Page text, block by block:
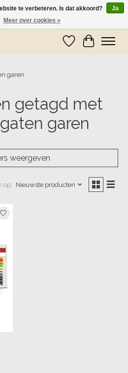
9 mei worden er weer pakketjes verzonden
Verlanglijst
garen
getagd met
garen
weergeven
op Nieuwste producten
te verbeteren. Is dat akkoord?
Ja
Meer over cookies »